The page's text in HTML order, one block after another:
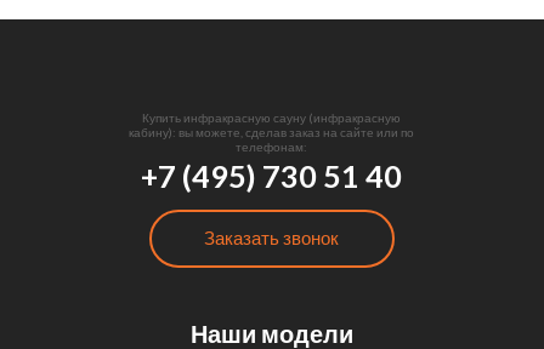
Купить инфракрасную сауну (инфракрасную
кабину): вы можете, сделав заказ на сайте или по
телефонам:
+7 (495) 730 51 40
Заказать звонок
Наши модели